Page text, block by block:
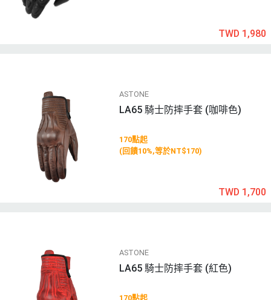
TWD 1,980
ASTONE
LA65 騎士防摔手套 (咖啡色)
170點起
(回饋10%,等於NT$170)
TWD 1,700
ASTONE
LA65 騎士防摔手套 (紅色)
170點起